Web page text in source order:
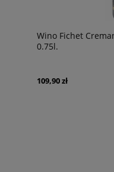
Wino Fichet
0.75l.
109,90 zł